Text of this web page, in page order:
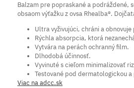
Balzam pre popraskané a podráždené,
obsaom výťažku z ovsa Rhealba®.
Ultra vyživujúci, chráni a obnovuje
Rýchla absorpcia, ktorá
Vytvára na perách ochranný film.
Dlhodobá účinnosť.
Vyvinuté s cieľom minimalizovať
Testované pod dermatologickou
Viac na adcc.sk